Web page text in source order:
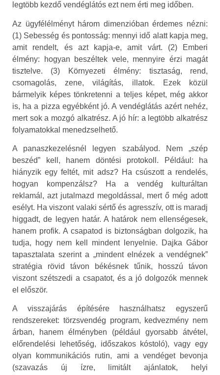
legtöbb kezdő vendéglátós ezt nem érti meg időben.
Az ügyfélélményt három dimenzióban érdemes nézni:
(1) Sebesség és pontosság: mennyi idő alatt kapja meg,
amit rendelt, és azt kapja-e, amit várt. (2) Emberi
élmény: hogyan beszéltek vele, mennyire érzi magát
tisztelve. (3) Környezeti élmény: tisztaság, rend,
csomagolás, zene, világítás, illatok. Ezek közül
bármelyik képes tönkretenni a teljes képet, még akkor
is, ha a pizza egyébként jó. A vendéglátás azért nehéz,
mert sok a mozgó alkatrész. A jó hír: a legtöbb alkatrész
folyamatokkal menedzselhető.
A panaszkezelésnél legyen szabályod. Nem „szép
beszéd” kell, hanem döntési protokoll. Például: ha
hiányzik egy feltét, mit adsz? Ha csúszott a rendelés,
hogyan kompenzálsz? Ha a vendég kulturáltan
reklamál, azt jutalmazd megoldással, mert ő még adott
esélyt. Ha viszont valaki sértő és agresszív, ott is maradj
higgadt, de legyen határ. A határok nem ellenségesek,
hanem profik. A csapatod is biztonságban dolgozik, ha
tudja, hogy nem kell mindent lenyelnie. Dajka Gábor
tapasztalata szerint a „mindent elnézek a vendégnek”
stratégia rövid távon békésnek tűnik, hosszú távon
viszont szétszedi a csapatot, és a jó dolgozók mennek
el először.
A visszajárás építésére használhatsz egyszerű
rendszereket: törzsvendég program, kedvezmény nem
árban, hanem élményben (például gyorsabb átvétel,
előrendelési lehetőség, időszakos kóstoló), vagy egy
olyan kommunikációs rutin, ami a vendéget bevonja
(szavazás új ízre, limitált ajánlatok, helyi